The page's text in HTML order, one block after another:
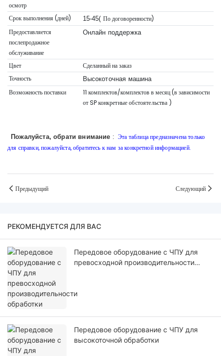
осмотр
Срок выполнения (дней) 15-45( По договоренности)
Предоставляется
послепродажное
обслуживание
Онлайн поддержка
Цвет
Сделанный на заказ
Точность
Высокоточная машина
Возможность поставки
11 комплектов/комплектов в месяц (в зависимости
от SPконкретные обстоятельства )
Пожалуйста, обрати внимание : Эта таблица предназначена только
для справки, пожалуйста, обратитесь к нам за конкретной информацией.
Предыдущий Следующий
РЕКОМЕНДУЕТСЯ ДЛЯ ВАС
Передовое оборудование с ЧПУ для
превосходной производительности
Передовое оборудование с ЧПУ для
высокоточной обработки